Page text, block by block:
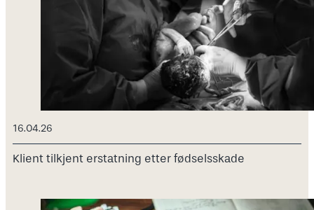
16.04.26
Klient tilkjent erstatning etter fødselsskade